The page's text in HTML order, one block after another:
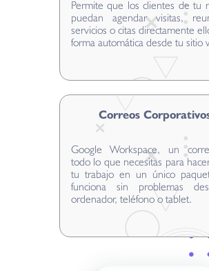
Permite que los clientes de tu
puedan agendar visitas,
servicios o citas directamente
forma automática desde tu sitio
Correos
Google Workspace, un
todo lo que necesitas para
tu trabajo en un único
funciona sin problemas
ordenador, teléfono o tablet.